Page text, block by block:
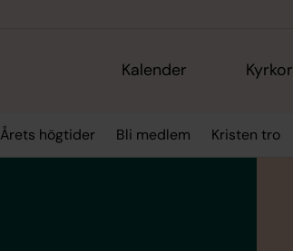
Kalender Kyrkor
Årets högtider Bli medlem Kristen tro